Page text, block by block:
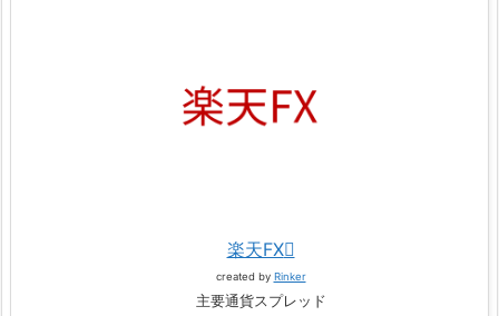
楽天FX
created by Rinker
主要通貨スプレッド